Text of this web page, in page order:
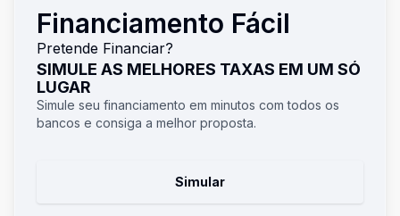
Financiamento Fácil
Pretende Financiar?
SIMULE AS MELHORES TAXAS EM UM SÓ
LUGAR
Simule seu financiamento em minutos com todos os
bancos e consiga a melhor proposta.
Simular